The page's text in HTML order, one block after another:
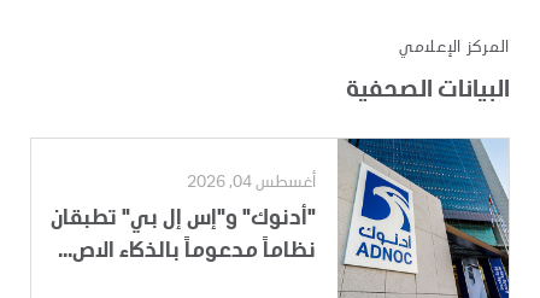
المركز الإعلامي
البيانات الصحفية
أغسطس 04, 2026
"أدنوك" و"إس إل بي" تطبقان
نظاماً مدعوماً بالذكاء الاص...